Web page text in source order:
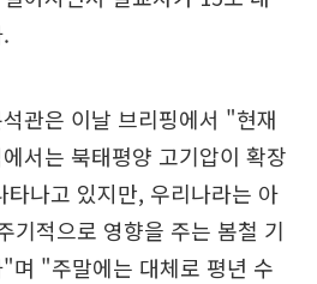
관은 이날 브리핑에서 "현재
서는 북태평양 고기압이 확장
타나고 있지만, 우리나라는 아
기적으로 영향을 주는 봄철 기
며 "주말에는 대체로 평년 수